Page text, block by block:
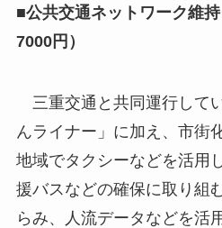
■公共交通ネットワーク維
7000円）
三重交通と共同運行して
んライナー」に加え、市街
地域でタクシーなどを活用
援バスなどの確保に取り組
らみ、人流データなどを活